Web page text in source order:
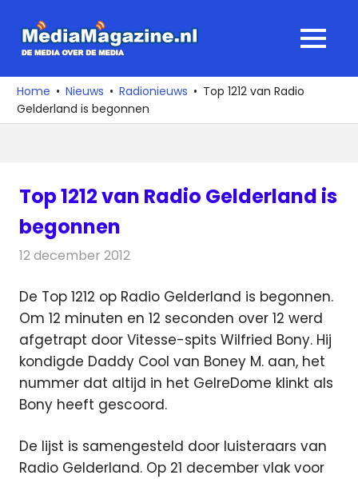
naar
media
over
de
MENU
Home Nieuws Radionieuws
Top 1212 van Radio
Gelderland is begonnen
Top 1212 van Radio Gelderland is
begonnen
12 december 2012
De Top 1212 op Radio Gelderland is begonnen.
Om 12 minuten en 12 seconden over 12 werd
afgetrapt door Vitesse-spits Wilfried Bony. Hij
kondigde Daddy Cool van Boney M. aan, het
nummer dat altijd in het GelreDome klinkt als
Bony heeft gescoord.
De lijst is samengesteld door luisteraars van
Radio Gelderland. Op 21 december vlak voor